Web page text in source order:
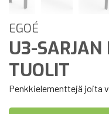
EGOÉ
U3-SARJAN
TUOLIT
Penkkielementtejä joita